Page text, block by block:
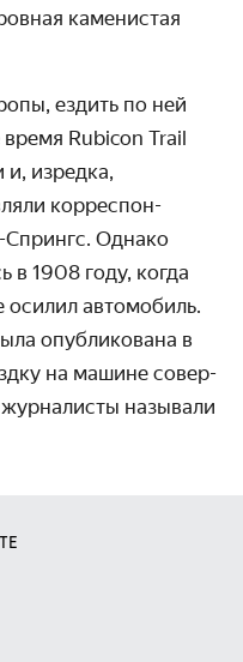
каменистая
ездить по ней
Rubicon Trail
и, изредка,
корреспон­
Однако
в 1908 году, когда
автомобиль.
опублико­вана в
на машине совер­
называли